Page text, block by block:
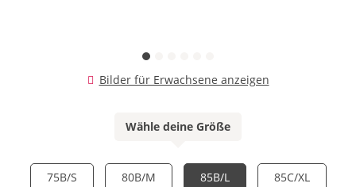
Bilder für Erwachsene anzeigen
Wähle deine Größe
75B/S 80B/M 85B/L 85C/XL